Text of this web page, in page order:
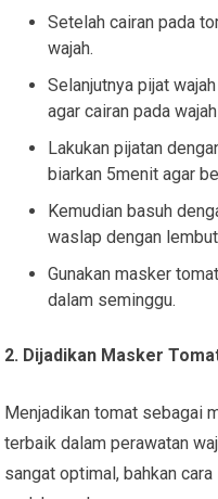
Setelah cairan pada
wajah.
Selanjutnya pijat
agar cairan pada
Lakukan pijatan
biarkan 5menit agar
Kemudian basuh
waslap dengan
Gunakan masker
dalam seminggu.
2. Dijadikan Masker
Menjadikan tomat sebagai
terbaik dalam perawatan
sangat optimal, bahkan